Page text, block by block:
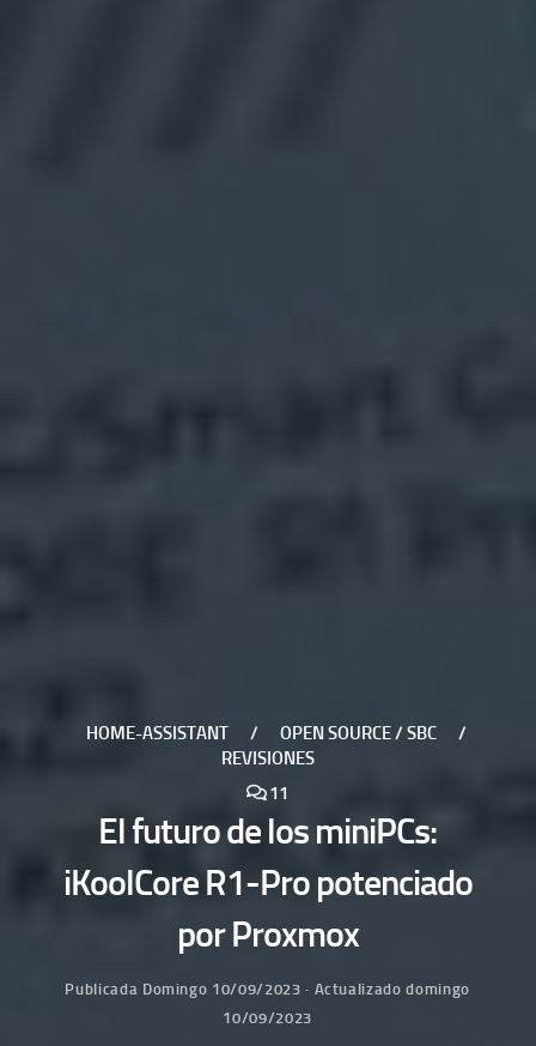
HOME-ASSISTANT / OPEN SOURCE / SBC
/
REVISIONES
11
El futuro de los miniPCs:
iKoolCore R1-Pro potenciado
por Proxmox
Publicada Domingo 10/09/2023 · Actualizadodomingo
10/09/2023